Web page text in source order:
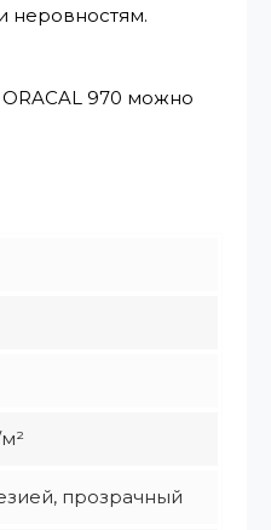
неровностям.
970 можно
прозрачный